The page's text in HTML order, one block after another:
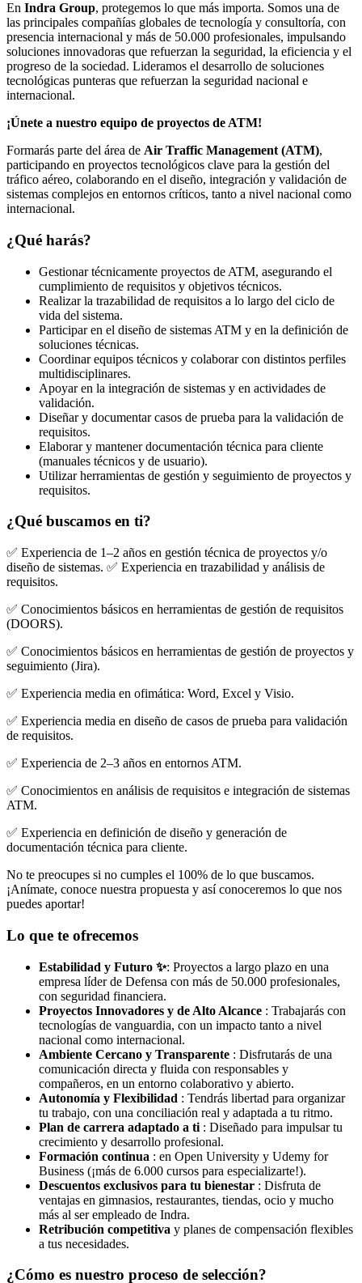
En Indra Group, protegemos lo que más importa. Somos una de
las principales compañías globales de tecnología y consultoría, con
presencia internacional y más de 50.000 profesionales, impulsando
soluciones innovadoras que refuerzan la seguridad, la eficiencia y el
progreso de la sociedad. Lideramos el desarrollo de soluciones
tecnológicas punteras que refuerzan la seguridad nacional e
internacional.
¡Únete a nuestro equipo de proyectos de ATM!
Formarás parte del área de Air Traffic Management (ATM),
participando en proyectos tecnológicos clave para la gestión del
tráfico aéreo, colaborando en el diseño, integración y validación de
sistemas complejos en entornos críticos, tanto a nivel nacional como
internacional.
¿Qué harás?
Gestionar técnicamente proyectos de ATM, asegurando el
cumplimiento de requisitos y objetivos técnicos.
Realizar la trazabilidad de requisitos a lo largo del ciclo de
vida del sistema.
Participar en el diseño de sistemas ATM y en la definición de
soluciones técnicas.
Coordinar equipos técnicos y colaborar con distintos perfiles
multidisciplinares.
Apoyar en la integración de sistemas y en actividades de
validación.
Diseñar y documentar casos de prueba para la validación de
requisitos.
Elaborar y mantener documentación técnica para cliente
(manuales técnicos y de usuario).
Utilizar herramientas de gestión y seguimiento de proyectos y
requisitos.
¿Qué buscamos en ti?
✅ Experiencia de 1–2 años en gestión técnica de proyectos y/o
diseño de sistemas. ✅ Experiencia en trazabilidad y análisis de
requisitos.
✅ Conocimientos básicos en herramientas de gestión de requisitos
(DOORS).
✅ Conocimientos básicos en herramientas de gestión de proyectos y
seguimiento (Jira).
✅ Experiencia media en ofimática: Word, Excel y Visio.
✅ Experiencia media en diseño de casos de prueba para validación
de requisitos.
✅ Experiencia de 2–3 años en entornos ATM.
✅ Conocimientos en análisis de requisitos e integración de sistemas
ATM.
✅ Experiencia en definición de diseño y generación de
documentación técnica para cliente.
No te preocupes si no cumples el 100% de lo que buscamos.
¡Anímate, conoce nuestra propuesta y así conoceremos lo que nos
puedes aportar!
Lo que te ofrecemos
Estabilidad y Futuro ✨: Proyectos a largo plazo en una
empresa líder de Defensa con más de 50.000 profesionales,
con seguridad financiera.
Proyectos Innovadores y de Alto Alcance : Trabajarás con
tecnologías de vanguardia, con un impacto tanto a nivel
nacional como internacional.
Ambiente Cercano y Transparente : Disfrutarás de una
comunicación directa y fluida con responsables y
compañeros, en un entorno colaborativo y abierto.
Autonomía y Flexibilidad : Tendrás libertad para organizar
tu trabajo, con una conciliación real y adaptada a tu ritmo.
Plan de carrera adaptado a ti : Diseñado para impulsar tu
crecimiento y desarrollo profesional.
Formación continua : en Open University y Udemy for
Business (¡más de 6.000 cursos para especializarte!).
Descuentos exclusivos para tu bienestar : Disfruta de
ventajas en gimnasios, restaurantes, tiendas, ocio y mucho
más al ser empleado de Indra.
Retribución competitiva y planes de compensación flexibles
a tus necesidades.
¿Cómo es nuestro proceso de selección?